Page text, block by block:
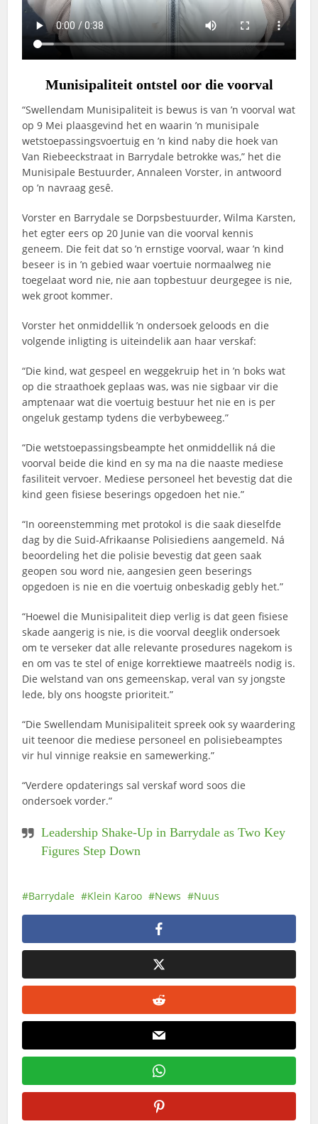
Munisipaliteit ontstel oor die voorval
“Swellendam Munisipaliteit is bewus is van ’n voorval wat
op 9 Mei plaasgevind het en waarin ’n munisipale
wetstoepassingsvoertuig en ’n kind naby die hoek van
Van Riebeeckstraat in Barrydale betrokke was,” het die
Munisipale Bestuurder, Annaleen Vorster, in antwoord
op ’n navraag gesê.
Vorster en Barrydale se Dorpsbestuurder, Wilma Karsten,
het egter eers op 20 Junie van die voorval kennis
geneem. Die feit dat so ’n ernstige voorval, waar ’n kind
beseer is in ’n gebied waar voertuie normaalweg nie
toegelaat word nie, nie aan topbestuur deurgegee is nie,
wek groot kommer.
Vorster het onmiddellik ’n ondersoek geloods en die
volgende inligting is uiteindelik aan haar verskaf:
“Die kind, wat gespeel en weggekruip het in ’n boks wat
op die straathoek geplaas was, was nie sigbaar vir die
amptenaar wat die voertuig bestuur het nie en is per
ongeluk gestamp tydens die verbybeweeg.”
“Die wetstoepassingsbeampte het onmiddellik ná die
voorval beide die kind en sy ma na die naaste mediese
fasiliteit vervoer. Mediese personeel het bevestig dat die
kind geen fisiese beserings opgedoen het nie.”
“In ooreenstemming met protokol is die saak dieselfde
dag by die Suid-Afrikaanse Polisiediens aangemeld. Ná
beoordeling het die polisie bevestig dat geen saak
geopen sou word nie, aangesien geen beserings
opgedoen is nie en die voertuig onbeskadig gebly het.”
“Hoewel die Munisipaliteit diep verlig is dat geen fisiese
skade aangerig is nie, is die voorval deeglik ondersoek
om te verseker dat alle relevante prosedures nagekom is
en om vas te stel of enige korrektiewe maatreëls nodig is.
Die welstand van ons gemeenskap, veral van sy jongste
lede, bly ons hoogste prioriteit.”
“Die Swellendam Munisipaliteit spreek ook sy waardering
uit teenoor die mediese personeel en polisiebeamptes
vir hul vinnige reaksie en samewerking.”
“Verdere opdaterings sal verskaf word soos die
ondersoek vorder.”
Leadership Shake-Up in Barrydale as Two Key
Figures Step Down
Barrydale Klein Karoo News Nuus